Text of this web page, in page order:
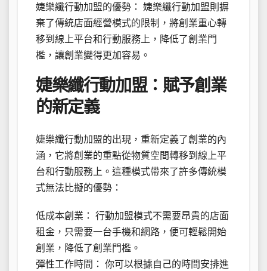
婕樂纖行動加盟的優勢： 婕樂纖行動加盟則摒
棄了傳統店面經營模式的限制，將創業重心轉
移到線上平台和行動服務上，降低了創業門
檻，讓創業變得更加容易。
婕樂纖行動加盟：賦予創業
的新定義
婕樂纖行動加盟的出現，重新定義了創業的內
涵，它將創業的重點從物質空間轉移到線上平
台和行動服務上。這種模式帶來了許多傳統模
式無法比擬的優勢：
低成本創業： 行動加盟模式不需要昂貴的店面
租金，只需要一台手機和網路，便可輕鬆開始
創業，降低了創業門檻。
彈性工作時間： 你可以根據自己的時間安排進